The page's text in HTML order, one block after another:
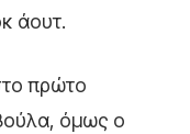
άουτ.
πρώτο
όμως ο